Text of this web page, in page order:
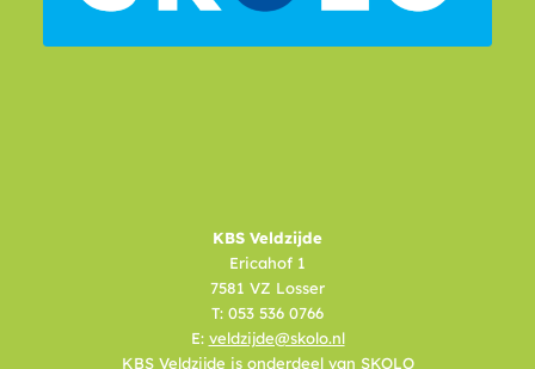
KBS Veldzijde
Ericahof 1
7581 VZ Losser
T: 053 536 0766
E: veldzijde@skolo.nl
KBS Veldzijde is onderdeel van SKOLO